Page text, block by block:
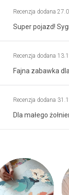
Recenzja dodana
Super pojazd!
Recenzja dodana
Fajna zabawka
Recenzja dodana
Dla małego